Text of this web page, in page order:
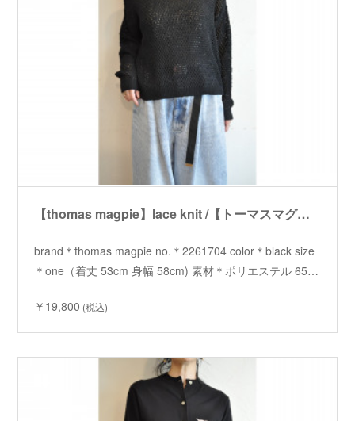
【thomas magpie】lace knit /【トーマスマグパイ】レースニット
brand＊thomas magpie no.＊2261704 color＊black size
＊one（着丈 53cm 身幅 58cm) 素材＊ポリエステル 65…
￥19,800 (税込)